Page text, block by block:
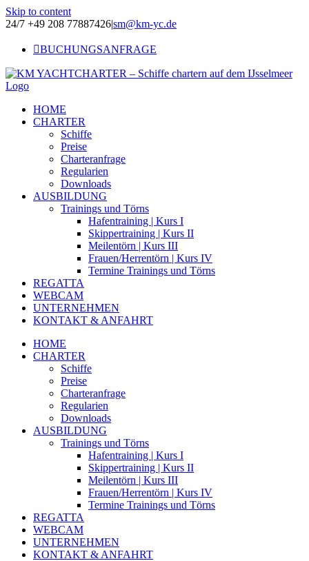
Skip to content
24/7 +49 208 77887426|sm@km-yc.de
BUCHUNGSANFRAGE
HOME
CHARTER
Schiffe
Preise
Charteranfrage
Regularien
Downloads
AUSBILDUNG
Trainings und Törns
Hafentraining | Kurs I
Skippertraining | Kurs II
Meilentörn | Kurs III
Frauen/Herrentörn | Kurs IV
Termine Trainings und Törns
REGATTA
WEBCAM
UNTERNEHMEN
KONTAKT & ANFAHRT
HOME
CHARTER
Schiffe
Preise
Charteranfrage
Regularien
Downloads
AUSBILDUNG
Trainings und Törns
Hafentraining | Kurs I
Skippertraining | Kurs II
Meilentörn | Kurs III
Frauen/Herrentörn | Kurs IV
Termine Trainings und Törns
REGATTA
WEBCAM
UNTERNEHMEN
KONTAKT & ANFAHRT